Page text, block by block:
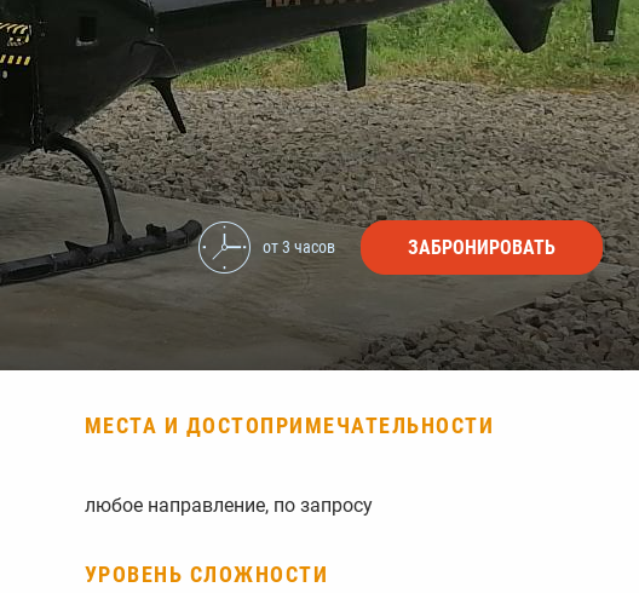
от 3 часов ЗАБРОНИРОВАТЬ
МЕСТА И ДОСТОПРИМЕЧАТЕЛЬНОСТИ
любое направление, по запросу
УРОВЕНЬ СЛОЖНОСТИ